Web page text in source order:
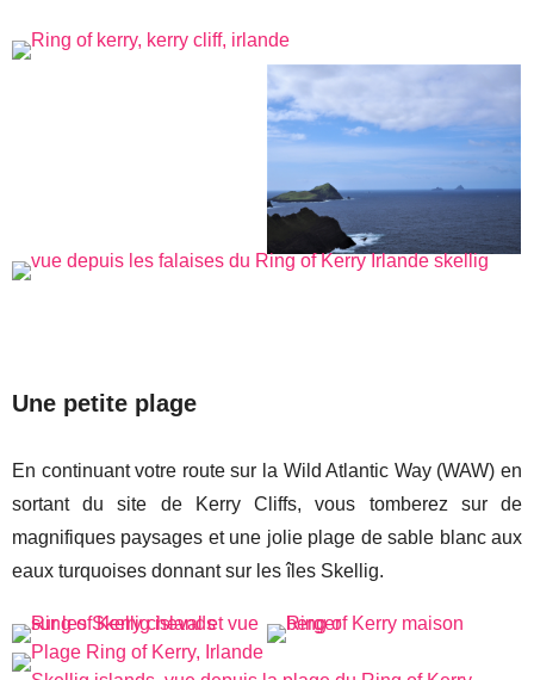
Une petite plage
En continuant votre route sur la Wild Atlantic Way (WAW) en
sortant du site de Kerry Cliffs, vous tomberez sur de
magnifiques paysages et une jolie plage de sable blanc aux
eaux turquoises donnant sur les îles Skellig.